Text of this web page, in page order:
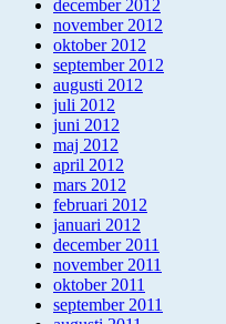
december 2012
november 2012
oktober 2012
september 2012
augusti 2012
juli 2012
juni 2012
maj 2012
april 2012
mars 2012
februari 2012
januari 2012
december 2011
november 2011
oktober 2011
september 2011